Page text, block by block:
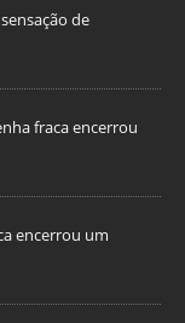
de
fraca encerrou
encerrou um